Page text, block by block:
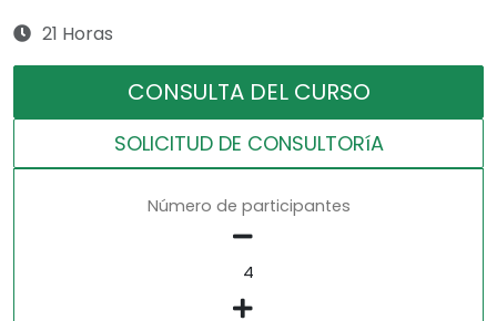
21 Horas
CONSULTA DEL CURSO
SOLICITUD DE CONSULTORíA
Número de participantes